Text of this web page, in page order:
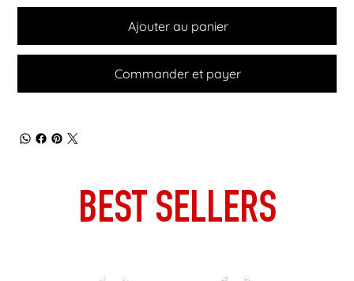
Ajouter au panier
Commander et payer
BEST SELLERS